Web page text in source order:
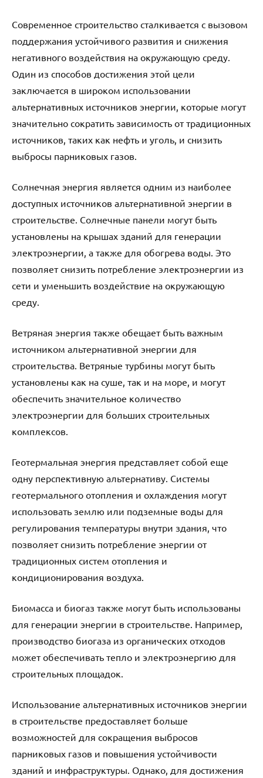
Современное строительство сталкивается с вызовом
поддержания устойчивого развития и снижения
негативного воздействия на окружающую среду.
Один из способов достижения этой цели
заключается в широком использовании
альтернативных источников энергии, которые могут
значительно сократить зависимость от традиционных
источников, таких как нефть и уголь, и снизить
выбросы парниковых газов.
Солнечная энергия является одним из наиболее
доступных источников альтернативной энергии в
строительстве. Солнечные панели могут быть
установлены на крышах зданий для генерации
электроэнергии, а также для обогрева воды. Это
позволяет снизить потребление электроэнергии из
сети и уменьшить воздействие на окружающую
среду.
Ветряная энергия также обещает быть важным
источником альтернативной энергии для
строительства. Ветряные турбины могут быть
установлены как на суше, так и на море, и могут
обеспечить значительное количество
электроэнергии для больших строительных
комплексов.
Геотермальная энергия представляет собой еще
одну перспективную альтернативу. Системы
геотермального отопления и охлаждения могут
использовать землю или подземные воды для
регулирования температуры внутри здания, что
позволяет снизить потребление энергии от
традиционных систем отопления и
кондиционирования воздуха.
Биомасса и биогаз также могут быть использованы
для генерации энергии в строительстве. Например,
производство биогаза из органических отходов
может обеспечивать тепло и электроэнергию для
строительных площадок.
Использование альтернативных источников энергии
в строительстве предоставляет больше
возможностей для сокращения выбросов
парниковых газов и повышения устойчивости
зданий и инфраструктуры. Однако, для достижения